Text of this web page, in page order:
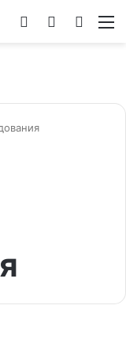
Switch
Войти